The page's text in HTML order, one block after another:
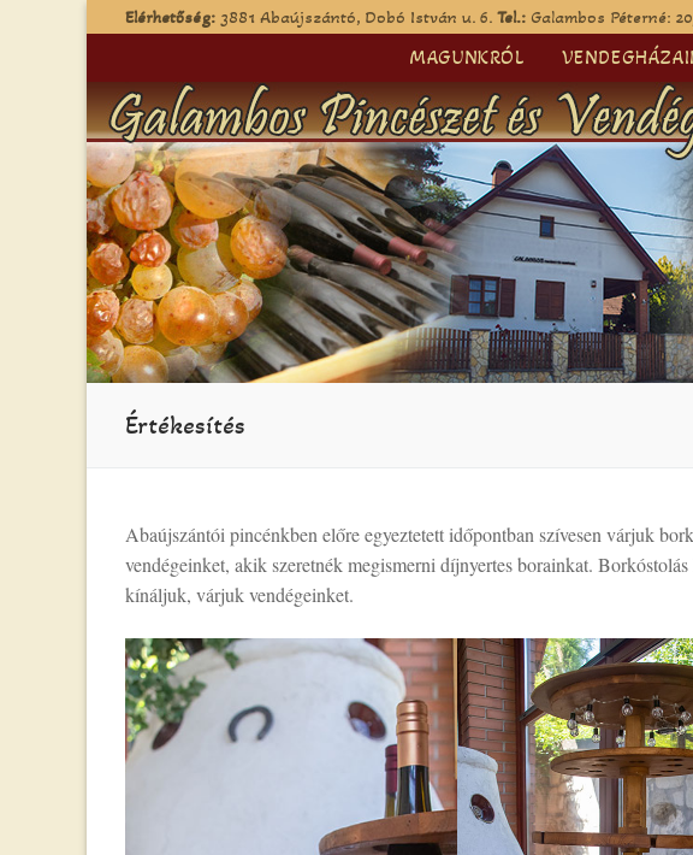
UgrásElérhetőség: 3881 Abaújszántó, Dobó István u. 6. Tel.: Galambos Péterné:
MAGUNKRÓL
Értékesítés
Abaújszántói pincénkben előre egyeztetett időpontban szívesen várjuk
vendégeinket, akik szeretnék megismerni díjnyertes borainkat.
kínáljuk, várjuk vendégeinket.